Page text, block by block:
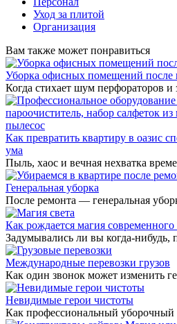
Уход за плитой
Организация
Вам также может понравиться
Уборка офисных помещений после
Когда стихает шум перфораторов и
Как превратить квартиру в оазис
ума
Пыль, хаос и вечная нехватка
Генеральная уборка
После ремонта — генеральная
Как рождается магия современного
Задумывались ли вы когда-нибудь,
Международные перевозки грузов
Как один звонок может изменить
Невидимые герои чистоты
Как профессиональный уборочный